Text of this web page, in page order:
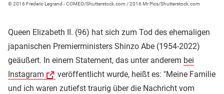
© 2016 Frederic Legrand - COMEO/Shutterstock.com / 2016 Mr Pics/Shutterstock.com
Queen Elizabeth II. (96) hat sich zum Tod des ehemaligen
japanischen Premierministers Shinzo Abe (1954-2022)
geäußert. In einem Statement, das unter anderem bei
Instagram
veröffentlicht wurde, heißt es: "Meine Familie
und ich waren zutiefst traurig über die Nachricht vom